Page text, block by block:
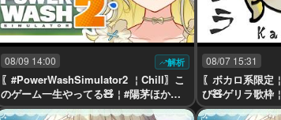
08/09 14:00 解析
〖#PowerWashSimulator2 ￤Chill〗こ
のゲーム一生やってる🧸￤#陽茅ほかほ
か￤#UniVIRTUAL #Vtuber
08/07 15:31
〖ボカロ系限定
び🧸ゲリラ歌枠
VIRTUAL